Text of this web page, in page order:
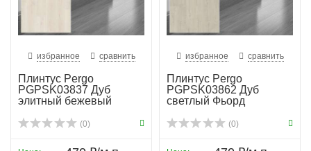
избранное сравнить
Плинтус Pergo
PGPSK03837 Дуб
элитный бежевый
(0)
избранное сравнить
Плинтус Pergo
PGPSK03862 Дуб
светлый Фьорд
(0)